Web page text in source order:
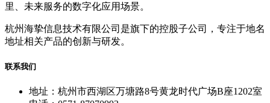
里、未来服务的数字化应用场景。
杭州海挚信息技术有限公司是旗下的控股子公司，专注于地名
地址相关产品的创新与研发。
联系我们
地址：杭州市西湖区万塘路8号黄龙时代广场B座1202室